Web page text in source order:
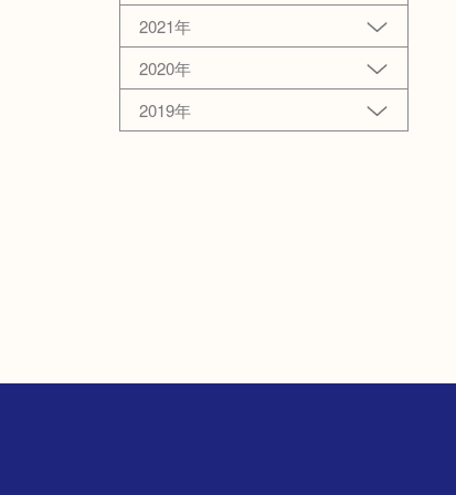
2021年
2020年
2019年